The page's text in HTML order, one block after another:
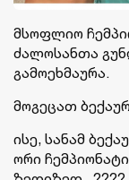
მსოფლიო
ძალოსანთა
გამოეხმაურა.
მოგეცათ
ისე, სანამ
ორი